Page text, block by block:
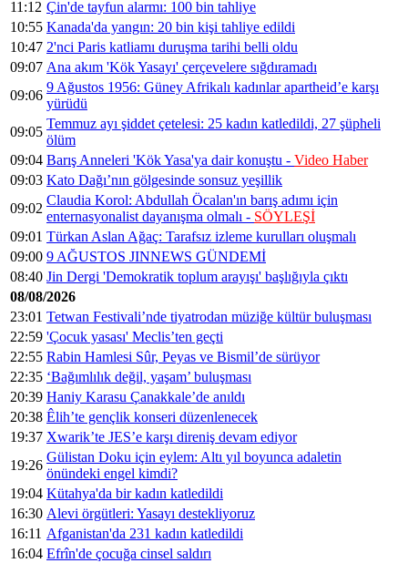
11:12 Çin'de tayfun alarmı: 100 bin tahliye
10:55 Kanada'da yangın: 20 bin kişi tahliye edildi
10:47 2'nci Paris katliamı duruşma tarihi belli oldu
09:07 Ana akım 'Kök Yasayı' çerçevelere sığdıramadı
09:06
9 Ağustos 1956: Güney Afrikalı kadınlar apartheid’e karşı
yürüdü
09:05
Temmuz ayı şiddet çetelesi: 25 kadın katledildi, 27 şüpheli
ölüm
09:04 Barış Anneleri 'Kök Yasa'ya dair konuştu - Video Haber
09:03 Kato Dağı’nın gölgesinde sonsuz yeşillik
09:02
Claudia Korol: Abdullah Öcalan'ın barış adımı için
enternasyonalist dayanışma olmalı - SÖYLEŞİ
09:01 Türkan Aslan Ağaç: Tarafsız izleme kurulları oluşmalı
09:00 9 AĞUSTOS JINNEWS GÜNDEMİ
08:40 Jin Dergi 'Demokratik toplum arayışı' başlığıyla çıktı
08/08/2026
23:01 Tetwan Festivali’nde tiyatrodan müziğe kültür buluşması
22:59 'Çocuk yasası' Meclis’ten geçti
22:55 Rabin Hamlesi Sûr, Peyas ve Bismil’de sürüyor
22:35 ‘Bağımlılık değil, yaşam’ buluşması
20:39 Haniy Karasu Çanakkale’de anıldı
20:38 Êlih’te gençlik konseri düzenlenecek
19:37 Xwarik’te JES’e karşı direniş devam ediyor
19:26
Gülistan Doku için eylem: Altı yıl boyunca adaletin
önündeki engel kimdi?
19:04 Kütahya'da bir kadın katledildi
16:30 Alevi örgütleri: Yasayı destekliyoruz
16:11 Afganistan'da 231 kadın katledildi
16:04 Efrîn'de çocuğa cinsel saldırı